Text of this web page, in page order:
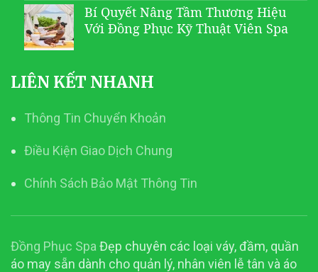
Bí Quyết Nâng Tầm Thương Hiệu
Với Đồng Phục Kỹ Thuật Viên Spa
LIÊN KẾT NHANH
Thông Tin Chuyển Khoản
Điều Kiện Giao Dịch Chung
Chính Sách Bảo Mật Thông Tin
Đồng Phục Spa Đẹp chuyên các loại váy, đầm, quần
áo may sẵn dành cho quản lý, nhân viên lễ tân và áo